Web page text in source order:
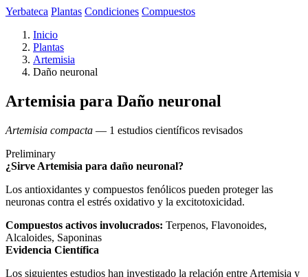
Yerbateca Plantas Condiciones Compuestos
Inicio
Plantas
Artemisia
Daño neuronal
Artemisia para Daño neuronal
Artemisia compacta — 1 estudios científicos revisados
Preliminary
¿Sirve Artemisia para daño neuronal?
Los antioxidantes y compuestos fenólicos pueden proteger las
neuronas contra el estrés oxidativo y la excitotoxicidad.
Compuestos activos involucrados: Terpenos, Flavonoides,
Alcaloides, Saponinas
Evidencia Científica
Los siguientes estudios han investigado la relación entre Artemisia y